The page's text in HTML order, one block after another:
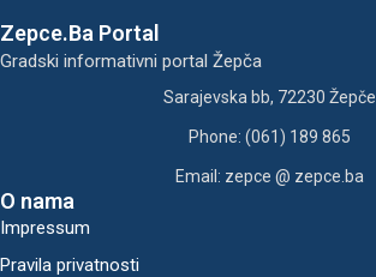
Zepce.Ba Portal
Gradski informativni portal Žepča
Sarajevska bb, 72230 Žepče
Phone: (061) 189 865
Email: zepce @ zepce.ba
O nama
Impressum
Pravila privatnosti